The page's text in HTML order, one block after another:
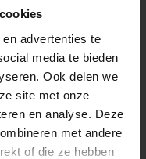
advertenties te
media te bieden
Ook delen we
site met onze
en analyse. Deze
met andere
of die ze hebben
levertijden? Bel of
geven graag vakkundig
helpdesk zijn:
en 14:00 tot 16:00 uur.